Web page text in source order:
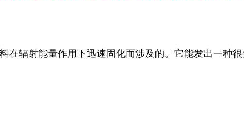
在辐射能量作用下迅速固化而涉及的。它能发出一种